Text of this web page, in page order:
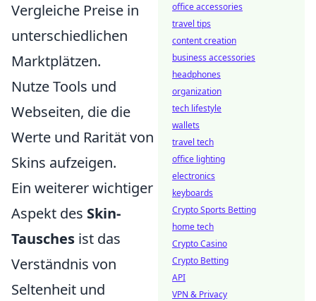
Vergleiche Preise in
unterschiedlichen
Marktplätzen.
Nutze Tools und
Webseiten, die die
Werte und Rarität von
Skins aufzeigen.
Ein weiterer wichtiger
Aspekt des Skin-
Tausches ist das
Verständnis von
Seltenheit und
office accessories
travel tips
content creation
business accessories
headphones
organization
tech lifestyle
wallets
travel tech
office lighting
electronics
keyboards
Crypto Sports Betting
home tech
Crypto Casino
Crypto Betting
API
VPN & Privacy